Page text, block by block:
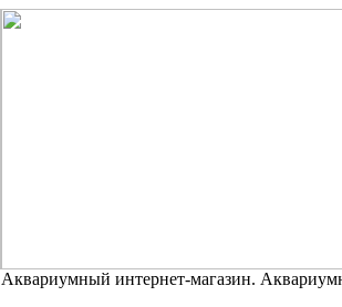
Аквариумный интернет-магазин.